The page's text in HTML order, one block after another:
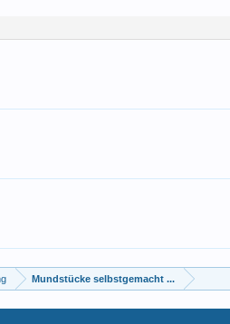
Mundstücke selbstgemacht ...